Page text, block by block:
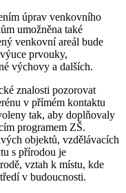
úprav venkovního
umožněna také
venkovní areál bude
prvouky,
výchovy a dalších.
znalosti pozorovat
v přímém kontaktu
tak, aby doplňovaly
programem ZŠ.
objektů, vzdělávacích
s přírodou je
vztah k místu, kde
v budoucnosti.